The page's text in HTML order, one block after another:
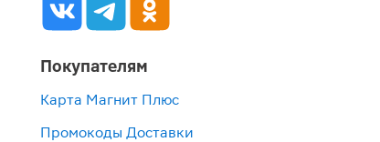
Покупателям
Карта Магнит Плюс
Промокоды Доставки